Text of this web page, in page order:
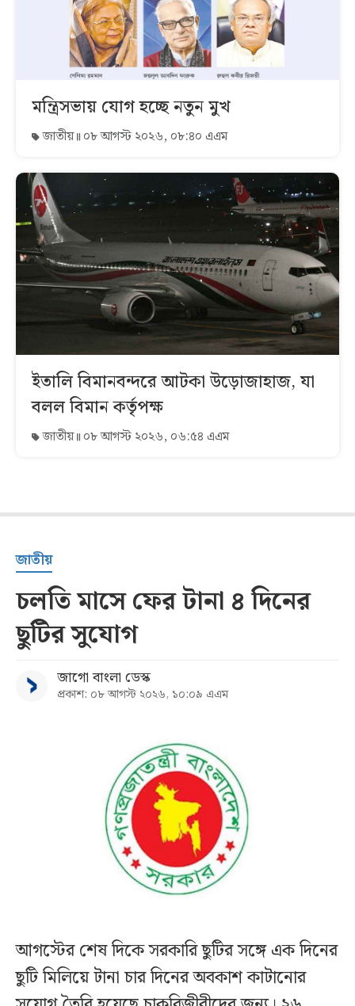
মন্ত্রিসভায় যোগ হচ্ছে নতুন মুখ
জাতীয় ০৮ আগস্ট ২০২৬, ০৮:৪০ এএম
ইতালি বিমানবন্দরে আটকা উড়োজাহাজ, যা
বলল বিমান কর্তৃপক্ষ
জাতীয় ০৮ আগস্ট ২০২৬, ০৬:৫৪ এএম
জাতীয়
চলতি মাসে ফের টানা ৪ দিনের
ছুটির সুযোগ
জাগো বাংলা ডেস্ক
প্রকাশ: ০৮ আগস্ট ২০২৬, ১০:০৯ এএম
আগস্টের শেষ দিকে সরকারি ছুটির সঙ্গে এক দিনের
ছুটি মিলিয়ে টানা চার দিনের অবকাশ কাটানোর